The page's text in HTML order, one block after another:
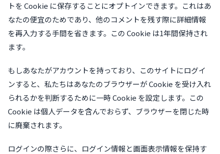
トを Cookie に保存することにオプトインできます。これはあ
なたの便宜のためであり、他のコメントを残す際に詳細情報
を再入力する手間を省きます。この Cookie は1年間保持され
ます。
もしあなたがアカウントを持っており、このサイトにログイ
ンすると、私たちはあなたのブラウザーが Cookie を受け入れ
られるかを判断するために一時 Cookie を設定します。この
Cookie は個人データを含んでおらず、ブラウザーを閉じた時
に廃棄されます。
ログインの際さらに、ログイン情報と画面表示情報を保持す